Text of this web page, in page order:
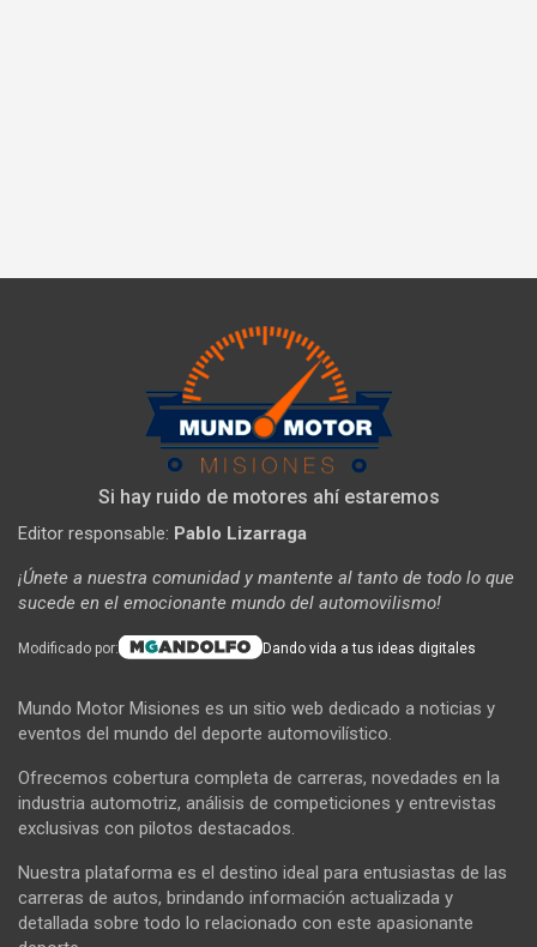
Si hay ruido de motores ahí estaremos
Editor responsable: Pablo Lizarraga
¡Únete a nuestra comunidad y mantente al tanto de todo lo que
sucede en el emocionante mundo del automovilismo!
Modificado por: Dando vida a tus ideas digitales
Mundo Motor Misiones es un sitio web dedicado a noticias y
eventos del mundo del deporte automovilístico.
Ofrecemos cobertura completa de carreras, novedades en la
industria automotriz, análisis de competiciones y entrevistas
exclusivas con pilotos destacados.
Nuestra plataforma es el destino ideal para entusiastas de las
carreras de autos, brindando información actualizada y
detallada sobre todo lo relacionado con este apasionante